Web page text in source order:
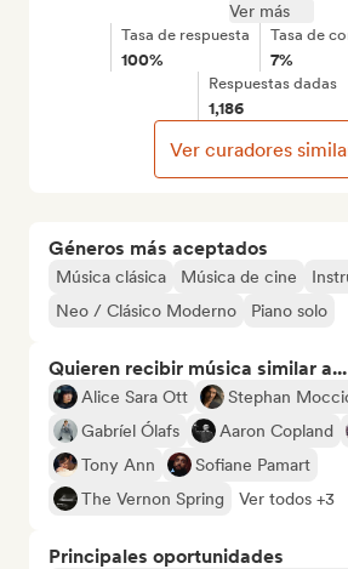
Géneros más aceptados
Música clásica Música de cine
Neo / Clásico Moderno
Piano solo
Quieren recibir música similar a...
Alice Sara Ott
Stephan
Gabríel Ólafs
Aaron Copland
Tony Ann
Sofiane Pamart
The Vernon Spring
Ver todos +3
Principales oportunidades
Ver más
Tasa de respuesta
100%
Tasa de
7%
Respuestas dadas
1,186
Ver curadores